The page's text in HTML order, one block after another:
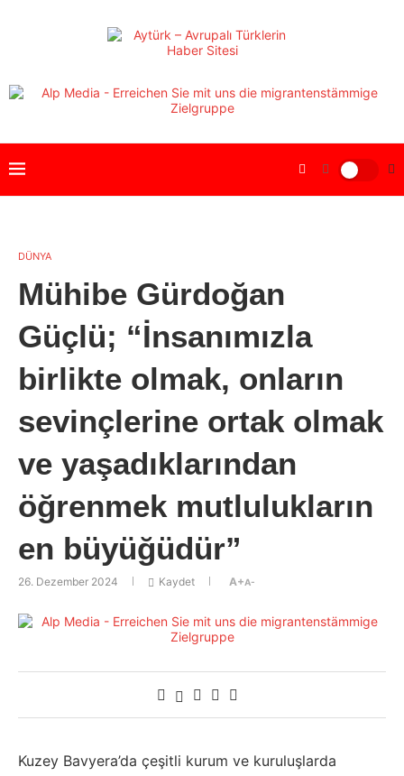
DÜNYA
Mühibe Gürdoğan
Güçlü; “İnsanımızla
birlikte olmak, onların
sevinçlerine ortak olmak
ve yaşadıklarından
öğrenmek mutlulukların
en büyüğüdür”
26. Dezember 2024 Kaydet A+A-
Kuzey Bavyera’da çeşitli kurum ve kuruluşlarda